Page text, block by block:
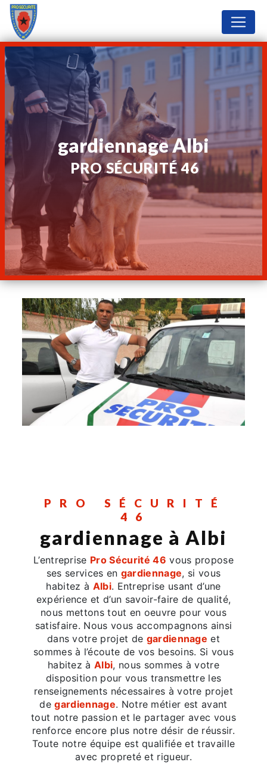
gardiennage Albi
PRO SÉCURITÉ 46
PRO SÉCURITÉ
46
gardiennage à Albi
L’entreprise Pro Sécurité 46 vous propose
ses services en gardiennage, si vous
habitez à Albi. Entreprise usant d’une
expérience et d’un savoir-faire de qualité,
nous mettons tout en oeuvre pour vous
satisfaire. Nous vous accompagnons ainsi
dans votre projet de gardiennage et
sommes à l’écoute de vos besoins. Si vous
habitez àAlbi, nous sommes à votre
disposition pour vous transmettre les
renseignements nécessaires à votre projet
degardiennage. Notre métier est avant
tout notre passion et le partager avec vous
renforce encore plus notre désir de réussir.
Toute notre équipe est qualifiée et travaille
avec propreté et rigueur.
Panneau de gestion des cookies